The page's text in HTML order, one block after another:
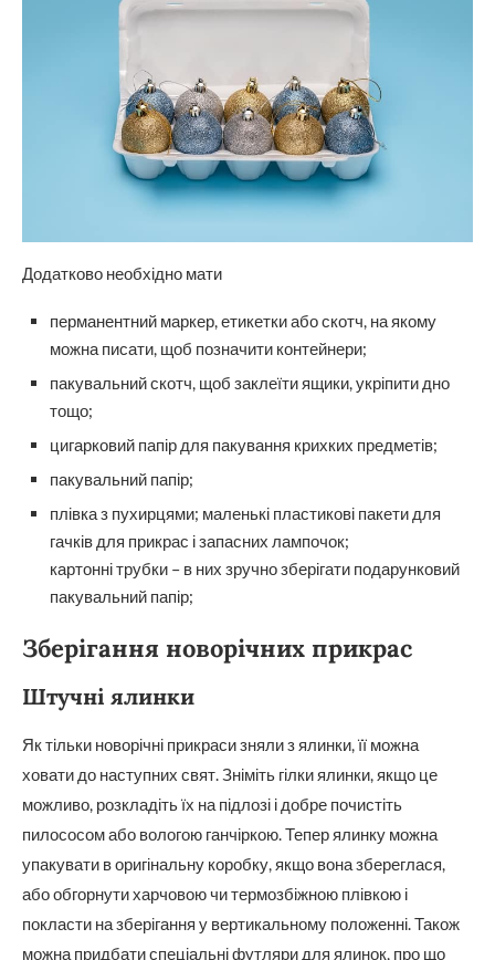
Додатково необхідно мати
перманентний маркер, етикетки або скотч, на якому
можна писати, щоб позначити контейнери;
пакувальний скотч, щоб заклеїти ящики, укріпити дно
тощо;
цигарковий папір для пакування крихких предметів;
пакувальний папір;
плівка з пухирцями; маленькі пластикові пакети для
гачків для прикрас і запасних лампочок;
картонні трубки – в них зручно зберігати подарунковий
пакувальний папір;
Зберігання новорічних прикрас
Штучні ялинки
Як тільки новорічні прикраси зняли з ялинки, її можна
ховати до наступних свят. Зніміть гілки ялинки, якщо це
можливо, розкладіть їх на підлозі і добре почистіть
пилососом або вологою ганчіркою. Тепер ялинку можна
упакувати в оригінальну коробку, якщо вона збереглася,
або обгорнути харчовою чи термозбіжною плівкою і
покласти на зберігання у вертикальному положенні. Також
можна придбати спеціальні футляри для ялинок, про що